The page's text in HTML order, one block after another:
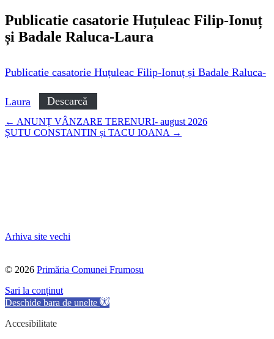
Publicatie casatorie Huțuleac Filip-Ionuț
și Badale Raluca-Laura
Publicatie casatorie Huțuleac Filip-Ionuț și Badale Raluca-
Laura Descarcă
Navigare
postări
← ANUNȚ VÂNZARE TERENURI- august 2026
ȘUTU CONSTANTIN și TACU IOANA →
Arhiva site vechi
© 2026 Primăria Comunei Frumosu
Sari la conținut
Deschide bara de unelte
Accesibilitate